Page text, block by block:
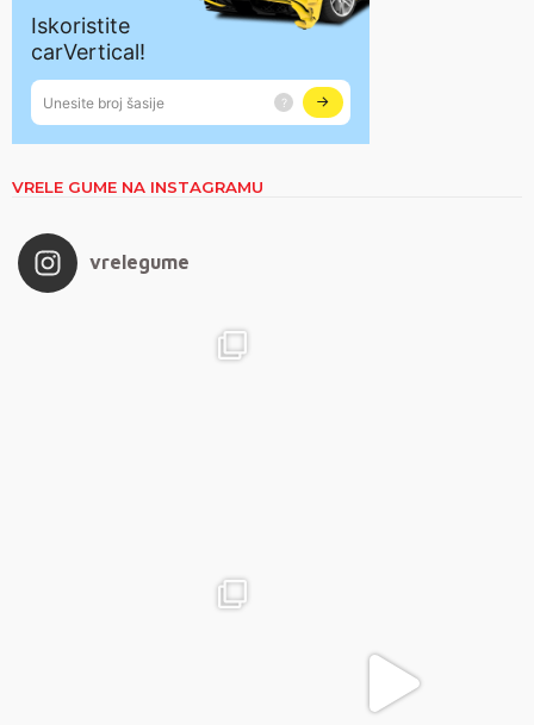
VRELE GUME NA INSTAGRAMU
vrelegume